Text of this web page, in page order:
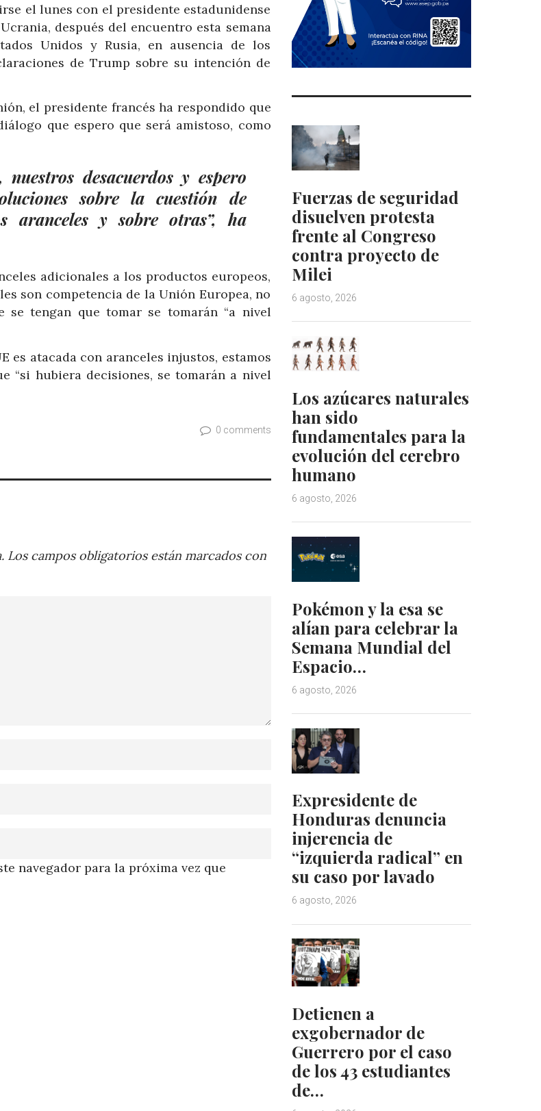
el lunes con el presidente estadunidense
después del encuentro esta semana
Unidos y Rusia, en ausencia de los
de Trump sobre su intención de
el presidente francés ha respondido que
que espero que será amistoso, como
desacuerdos y espero
sobre la cuestión de
aranceles y sobre otras”, ha
adicionales a los productos europeos,
son competencia de la Unión Europea, no
se tengan que tomar se tomarán “a nivel
es atacada con aranceles injustos, estamos
“si hubiera decisiones, se tomarán a nivel
0 comments
Los campos obligatorios están marcados con
navegador para la próxima vez que
Fuerzas de seguridad
disuelven protesta
frente al Congreso
contra proyecto de
Milei
6 agosto, 2026
Los azúcares naturales
han sido
fundamentales para la
evolución del cerebro
humano
6 agosto, 2026
Pokémon y la esa se
alían para celebrar la
Semana Mundial del
Espacio…
6 agosto, 2026
Expresidente de
Honduras denuncia
injerencia de
“izquierda radical” en
su caso por lavado
6 agosto, 2026
Detienen a
exgobernador de
Guerrero por el caso
de los 43 estudiantes
de…